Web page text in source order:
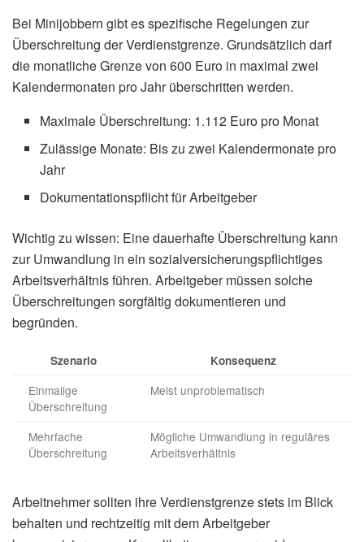
Bei Minijobbern gibt es spezifische Regelungen zur
Überschreitung der Verdienstgrenze. Grundsätzlich darf
die monatliche Grenze von 600 Euro in maximal zwei
Kalendermonaten pro Jahr überschritten werden.
Maximale Überschreitung: 1.112 Euro pro Monat
Zulässige Monate: Bis zu zwei Kalendermonate pro
Jahr
Dokumentationspflicht für Arbeitgeber
Wichtig zu wissen: Eine dauerhafte Überschreitung kann
zur Umwandlung in ein sozialversicherungspflichtiges
Arbeitsverhältnis führen. Arbeitgeber müssen solche
Überschreitungen sorgfältig dokumentieren und
begründen.
Szenario Konsequenz
Einmalige
Überschreitung
Meist unproblematisch
Mehrfache
Überschreitung
Mögliche Umwandlung in reguläres
Arbeitsverhältnis
Arbeitnehmer sollten ihre Verdienstgrenze stets im Blick
behalten und rechtzeitig mit dem Arbeitgeber